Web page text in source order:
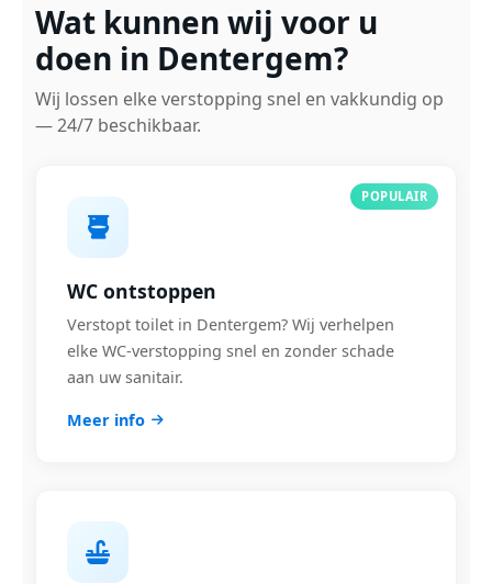
Wat kunnen wij voor u
doen in Dentergem?
Wij lossen elke verstopping snel en vakkundig op
— 24/7 beschikbaar.
POPULAIR
WC ontstoppen
Verstopt toilet in Dentergem? Wij verhelpen
elke WC-verstopping snel en zonder schade
aan uw sanitair.
Meer info